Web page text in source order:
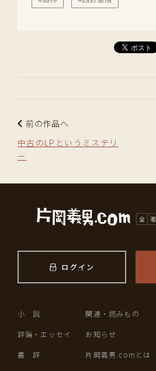
前の作品へ
中古のLPというミステリ
ー
ログイン
小 説
評論・エッセイ
書 評
関連・読みもの
お知らせ
片岡義男.comとは